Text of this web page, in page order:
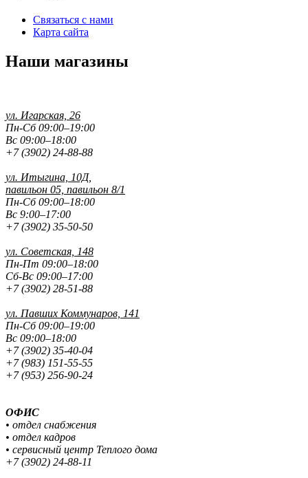
Связаться с нами
Карта сайта
Наши магазины
ул. Игарская, 26
Пн-Сб 09:00–19:00
Вс 09:00–18:00
+7 (3902) 24-88-88
ул. Итыгина, 10Д,
павильон 05, павильон 8/1
Пн-Сб 09:00–18:00
Вс 9:00–17:00
+7 (3902) 35-50-50
ул. Советская, 148
Пн-Пт 09:00–18:00
Сб-Вс 09:00–17:00
+7 (3902) 28-51-88
ул. Павших Коммунаров, 141
Пн-Сб 09:00–19:00
Вс 09:00–18:00
+7 (3902) 35-40-04
+7 (983) 151-55-55
+7 (953) 256-90-24
ОФИС
• отдел снабжения
• отдел кадров
• сервисный центр Теплого дома
+7 (3902) 24-88-11